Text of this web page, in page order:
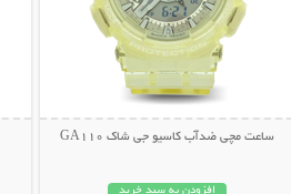
ساعت مچی ضدآب کاسیو جی شاک GA110
افزودن به سبد خرید